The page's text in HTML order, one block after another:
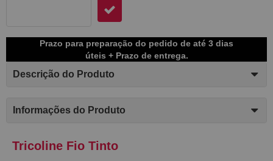
Prazo para preparação do pedido de até 3 dias
úteis + Prazo de entrega.
Descrição do Produto
Informações do Produto
Tricoline Fio Tinto